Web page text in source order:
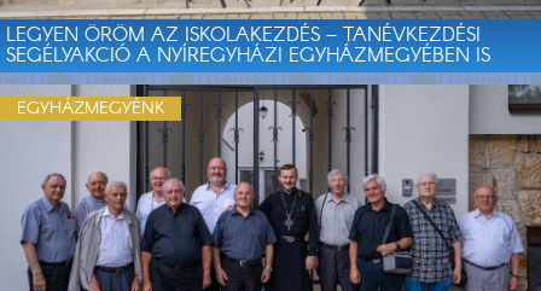
LEGYEN ÖRÖM AZ ISKOLAKEZDÉS – TANÉVKEZDÉSI
SEGÉLYAKCIÓ A NYÍREGYHÁZI EGYHÁZMEGYÉBEN IS
EGYHÁZMEGYÉNK